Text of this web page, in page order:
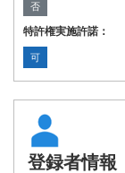
否
特許権実施許諾：
可
登録者情報